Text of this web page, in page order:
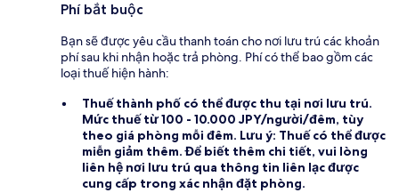
Phí bắt buộc
Bạn sẽ được yêu cầu thanh toán cho nơi lưu trú các khoản
phí sau khi nhận hoặc trả phòng. Phí có thể bao gồm các
loại thuế hiện hành:
Thuế thành phố có thể được thu tại nơi lưu trú.
Mức thuế từ 100 - 10.000 JPY/người/đêm, tùy
theo giá phòng mỗi đêm. Lưu ý: Thuế có thể được
miễn giảm thêm. Để biết thêm chi tiết, vui lòng
liên hệ nơi lưu trú qua thông tin liên lạc được
cung cấp trong xác nhận đặt phòng.